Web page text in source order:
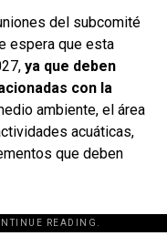
del subcomité
espera que esta
ya que deben
con la
ambiente, el área
acuáticas,
que deben
READING.